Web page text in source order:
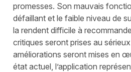
promesses. Son mauvais
défaillant et le faible niveau de
la rendent difficile à
critiques seront prises au
améliorations seront mises en
état actuel, l’application